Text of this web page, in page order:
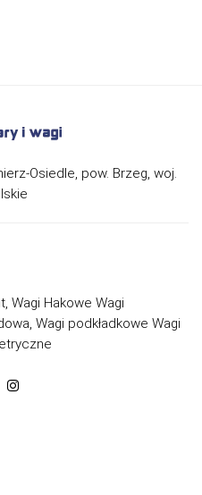
Osiedle, pow. Brzeg, woj.
Wagi Hakowe Wagi
Wagi podkładkowe Wagi